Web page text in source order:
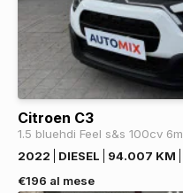
Citroen C3
1.5 bluehdi Feel s&s 100cv 6m
2022
DIESEL 94.007 KM
€196 al mese